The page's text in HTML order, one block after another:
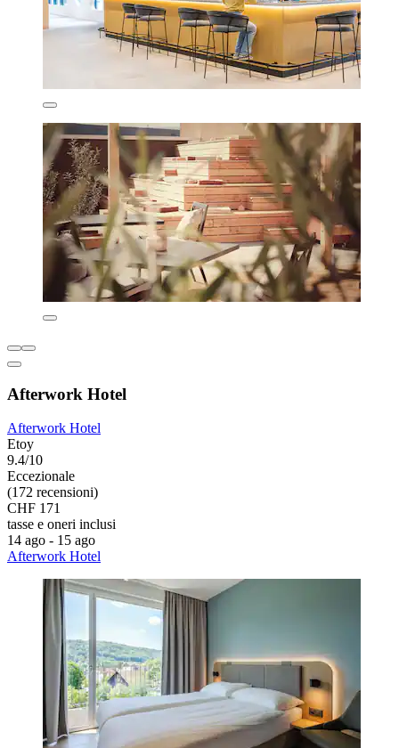
Afterwork Hotel
Afterwork Hotel
Etoy
9.4/10
Eccezionale
(172 recensioni)
CHF 171
tasse e oneri inclusi
14 ago - 15 ago
Afterwork Hotel